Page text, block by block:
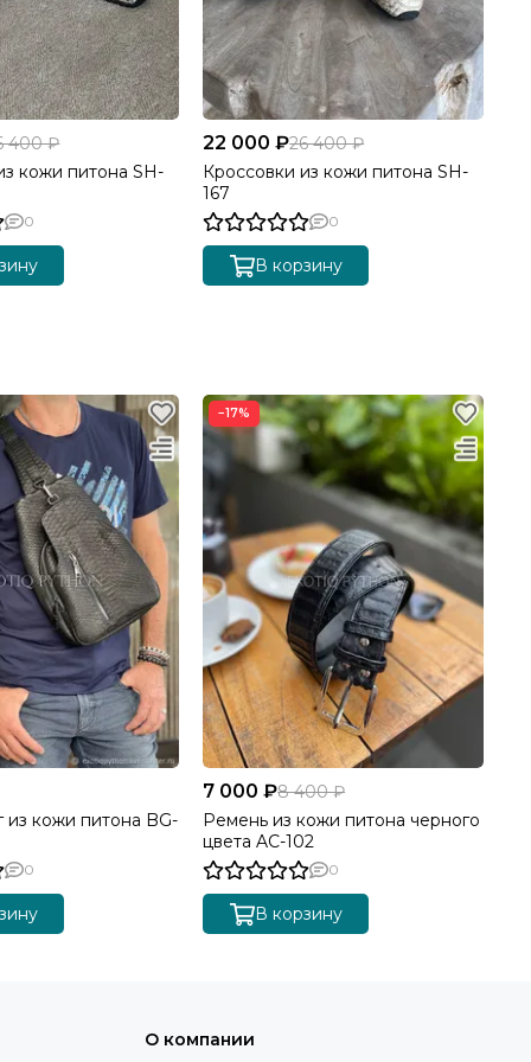
400 ₽
кожи питона SH-
0
22 000 ₽26 400 ₽
Кроссовки из кожи питона SH-
167
0
В корзину
из кожи питона BG-
0
−17%
7 000 ₽8 400 ₽
Ремень из кожи питона черного
цвета AC-102
0
В корзину
О компании